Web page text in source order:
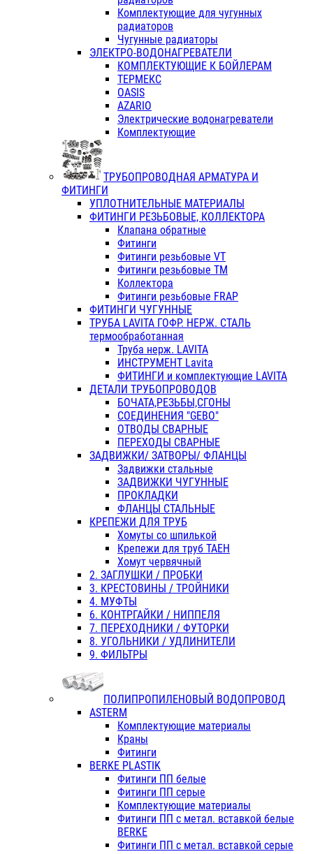
Комплектующие для чугунных
радиаторов
Чугунные радиаторы
ЭЛЕКТРО-ВОДОНАГРЕВАТЕЛИ
КОМПЛЕКТУЮЩИЕ К БОЙЛЕРАМ
ТЕРМЕКС
OASIS
AZARIO
Электрические водонагреватели
Комплектующие
ТРУБОПРОВОДНАЯ АРМАТУРА И
ФИТИНГИ
УПЛОТНИТЕЛЬНЫЕ МАТЕРИАЛЫ
ФИТИНГИ РЕЗЬБОВЫЕ, КОЛЛЕКТОРА
Клапана обратные
Фитинги
Фитинги резьбовые VT
Фитинги резьбовые ТМ
Коллектора
Фитинги резьбовые FRAP
ФИТИНГИ ЧУГУННЫЕ
ТРУБА LAVITA ГОФР. НЕРЖ. СТАЛЬ
термообработанная
Труба нерж. LAVITA
ИНСТРУМЕНТ Lavita
ФИТИНГИ и комплектующие LAVITA
ДЕТАЛИ ТРУБОПРОВОДОВ
БОЧАТА,РЕЗЬБЫ,СГОНЫ
СОЕДИНЕНИЯ "GEBO"
ОТВОДЫ СВАРНЫЕ
ПЕРЕХОДЫ СВАРНЫЕ
ЗАДВИЖКИ/ ЗАТВОРЫ/ ФЛАНЦЫ
Задвижки стальные
ЗАДВИЖКИ ЧУГУННЫЕ
ПРОКЛАДКИ
ФЛАНЦЫ СТАЛЬНЫЕ
КРЕПЕЖИ ДЛЯ ТРУБ
Хомуты со шпилькой
Крепежи для труб ТАЕН
Хомут червячный
2. ЗАГЛУШКИ / ПРОБКИ
3. КРЕСТОВИНЫ / ТРОЙНИКИ
4. МУФТЫ
6. КОНТРГАЙКИ / НИППЕЛЯ
7. ПЕРЕХОДНИКИ / ФУТОРКИ
8. УГОЛЬНИКИ / УДЛИНИТЕЛИ
9. ФИЛЬТРЫ
ПОЛИПРОПИЛЕНОВЫЙ ВОДОПРОВОД
ASTERM
Комплектующие материалы
Краны
Фитинги
BERKE PLASTIK
Фитинги ПП белые
Фитинги ПП серые
Комплектующие материалы
Фитинги ПП с метал. вставкой белые
BERKE
Фитинги ПП с метал. вставкой серые